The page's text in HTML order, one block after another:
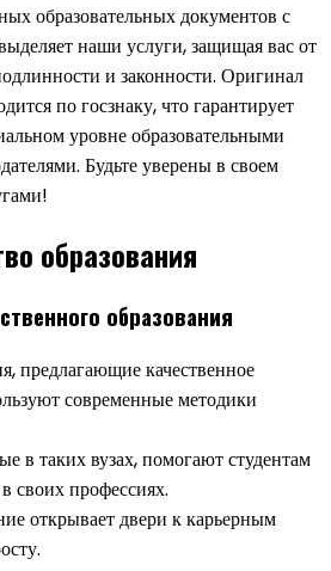
образовательных документов с
наши услуги, защищая вас от
и законности. Оригинал
по госзнаку, что гарантирует
уровне образовательными
Будьте уверены в своем
образования
образования
предлагающие качественное
современные методики
в таких вузах, помогают студентам
своих профессиях.
открывает двери к карьерным